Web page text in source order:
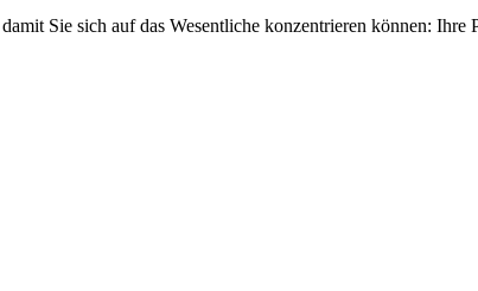
Sie sich auf das Wesentliche konzentrieren können: Ihre